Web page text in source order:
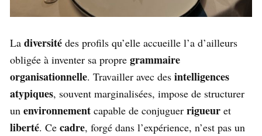
La diversité des profils qu’elle accueille l’a d’ailleurs
obligée à inventer sa propre grammaire
organisationnelle. Travailler avec des intelligences
atypiques, souvent marginalisées, impose de structurer
un environnement capable de conjuguer rigueur et
liberté. Ce cadre, forgé dans l’expérience, n’est pas un